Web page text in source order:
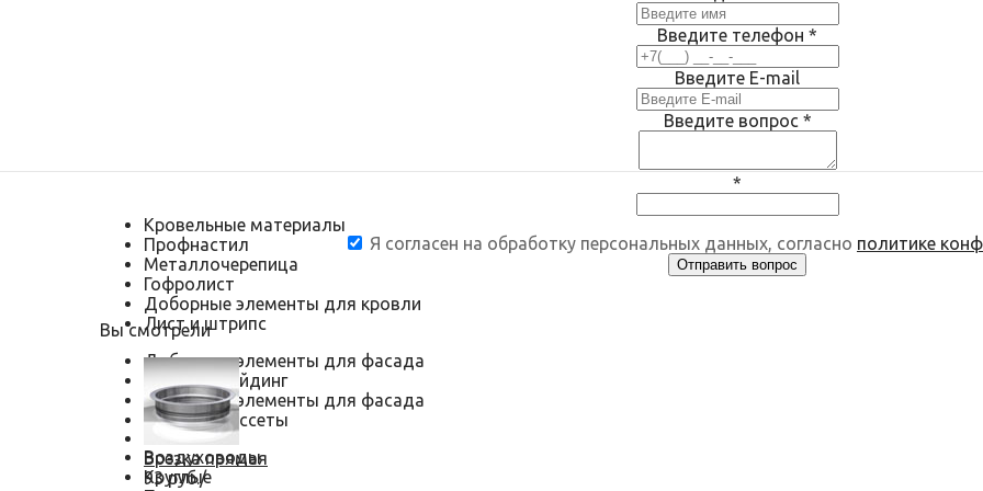
Введите телефон *
Введите E-mail
Введите вопрос *
*
Я согласен на обработку персональных данных, согласно политике
Вы смотрели
Врезка прямая
93 руб./
Кровельные материалы
Профнастил
Металлочерепица
Гофролист
Доборные элементы для кровли
Лист и штрипс
Доборные элементы для фасада
Металлосайдинг
Доборные элементы для фасада
Металлокассеты
Воздуховоды
Круглые